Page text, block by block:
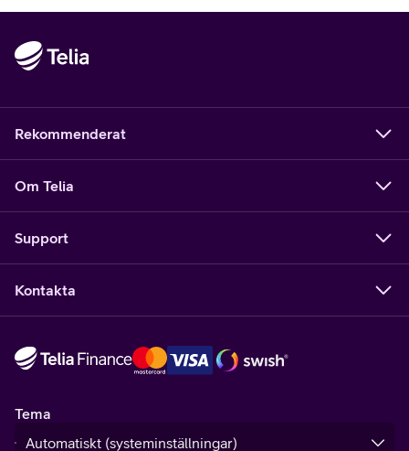
Rekommenderat
Om Telia
Support
Kontakta
Tema